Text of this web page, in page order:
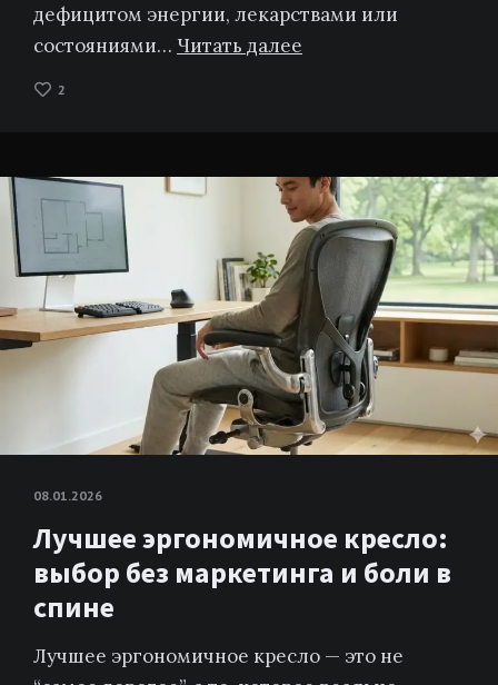
дефицитом энергии, лекарствами или
состояниями… Читать далее
2
08.01.2026
Лучшее эргономичное кресло:
выбор без маркетинга и боли в
спине
Лучшее эргономичное кресло — это не